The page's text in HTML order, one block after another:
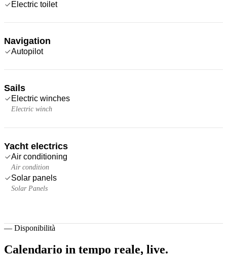
Electric toilet
Navigation
Autopilot
Sails
Electric winches
Electric winch
Yacht electrics
Air conditioning
Air condition
Solar panels
Solar Panels
— Disponibilità
Calendario in tempo reale, live.